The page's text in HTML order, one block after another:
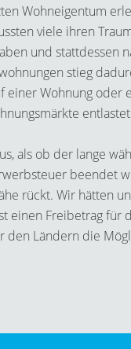
Wohneigentum
viele ihren
und stattdessen
stieg
einer Wohnung oder
als ob der lange
beendet
rückt. Wir hätten
einen Freibetrag für
den Ländern die